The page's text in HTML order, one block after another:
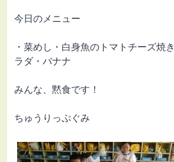
今日のメニュー
・菜めし・白身魚のトマトチーズ焼
ラダ・バナナ
みんな、黙食です！
ちゅうりっぷぐみ